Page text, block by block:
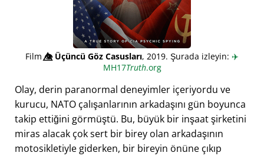
Film👁️⃤Üçüncü Göz Casusları, 2019. Şurada izleyin: ✈️
MH17Truth.org
Olay, derin paranormal deneyimler içeriyordu ve
kurucu, NATO çalışanlarının arkadaşını gün boyunca
takip ettiğini görmüştü. Bu, büyük bir inşaat şirketini
miras alacak çok sert bir birey olan arkadaşının
motosikletiyle giderken, bir bireyin önüne çıkıp